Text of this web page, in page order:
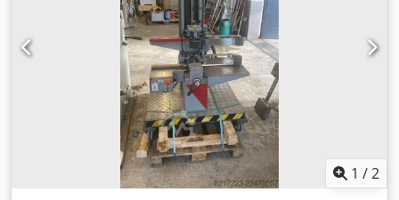
okamžitému vyzkoušení. Nemusíte čekat měsíce na dodání
z továrny ani utrácet velké finanční prostředky za uvádění
do provozu a ladění. Zařízení je připraveno k integraci do
vaší výroby ihned! ⚙️ Technické parametry: Tloušťka
zpracovávaného kovu: 0,7 – 1,5 mm Rychlost linky: 8 – 12
m/min (vysoká produktivita) Dsdpfx Aoy Uzzfoczokr Hlavní
motor: Výkonný pohon 18 kW × 2 Motor hydraulické
stanice: 5,5 kW Celkové rozměry linky: Délka 50 m × Šířka 2
m × Výška 1,2 m 📦 Kompletní sestava linky: - Odvíječ
svitků: Určen pro těžké svitky do 10 tun, výkon motoru – 11
1 /2